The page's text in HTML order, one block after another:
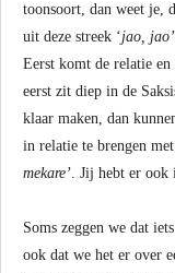
toonsoort, dan weet je,
uit deze streek ‘jao, jao’
Eerst komt de relatie
eerst zit diep in de
klaar maken, dan
in relatie te brengen
mekare’. Jij hebt er ook
Soms zeggen we dat iets
ook dat we het er over